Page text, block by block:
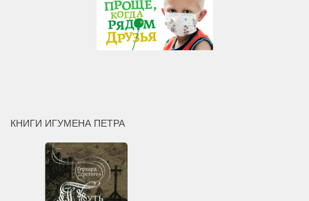
КНИГИ ИГУМЕНА ПЕТРА